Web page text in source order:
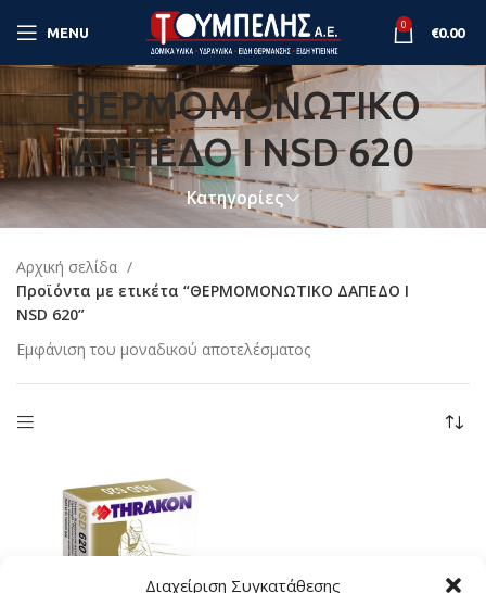
Διαχείριση Συγκατάθεσης
MENU 0 €0.00
ΘΕΡΜΟΜΟΝΩΤΙΚΟ
ΔΑΠΕΔΟ Ι NSD 620
Κατηγορίες
Αρχική σελίδα
Προϊόντα με ετικέτα “ΘΕΡΜΟΜΟΝΩΤΙΚΟ ΔΑΠΕΔΟ Ι
NSD 620”
Εμφάνιση του μοναδικού αποτελέσματος